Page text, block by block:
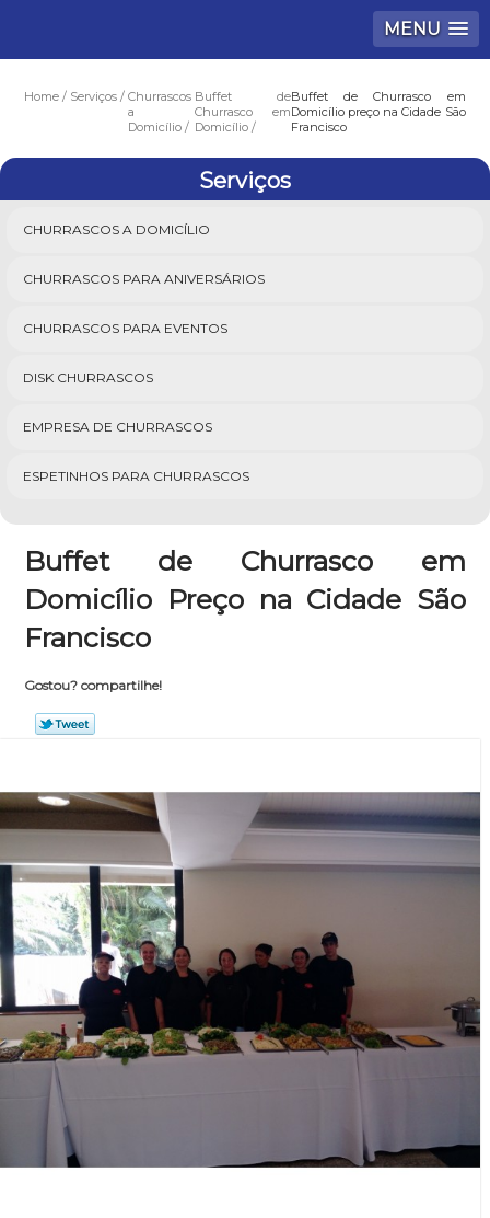
MENU
Home Serviços
Churrascos
a
Domicílio
Buffet de
Churrasco em
Domicílio
Buffet de Churrasco em
Domicílio preço na Cidade São
Francisco
Serviços
CHURRASCOS A DOMICÍLIO
CHURRASCOS PARA ANIVERSÁRIOS
CHURRASCOS PARA EVENTOS
DISK CHURRASCOS
EMPRESA DE CHURRASCOS
ESPETINHOS PARA CHURRASCOS
Buffet de Churrasco em
Domicílio Preço na Cidade São
Francisco
Gostou? compartilhe!